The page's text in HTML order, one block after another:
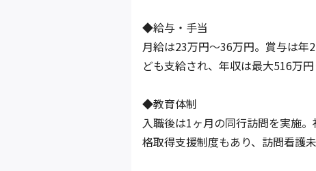
◆給与・手当
月給は23万円～36万円。賞与は年
ども支給され、年収は最大516万円
◆教育体制
入職後は1ヶ月の同行訪問を実施
格取得支援制度もあり、訪問看護